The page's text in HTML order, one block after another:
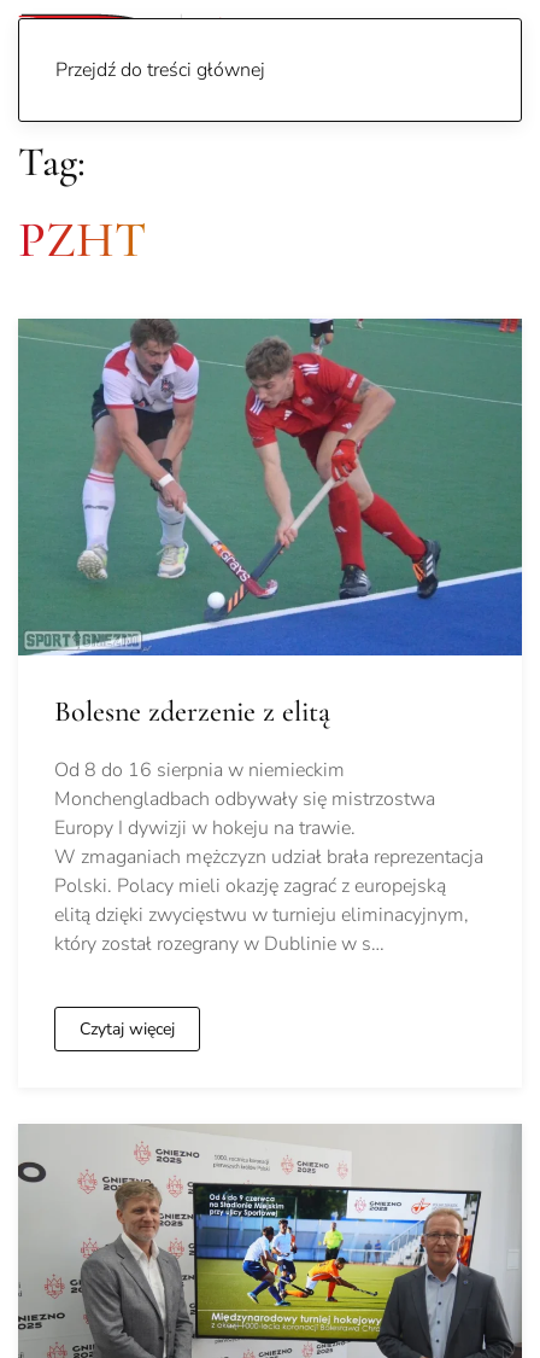
Przejdź do treści głównej
Tag:
PZHT
Bolesne zderzenie z elitą
Od 8 do 16 sierpnia w niemieckim
Monchengladbach odbywały się mistrzostwa
Europy I dywizji w hokeju na trawie.
W zmaganiach mężczyzn udział brała reprezentacja
Polski. Polacy mieli okazję zagrać z europejską
elitą dzięki zwycięstwu w turnieju eliminacyjnym,
który został rozegrany w Dublinie w s…
Czytaj więcej